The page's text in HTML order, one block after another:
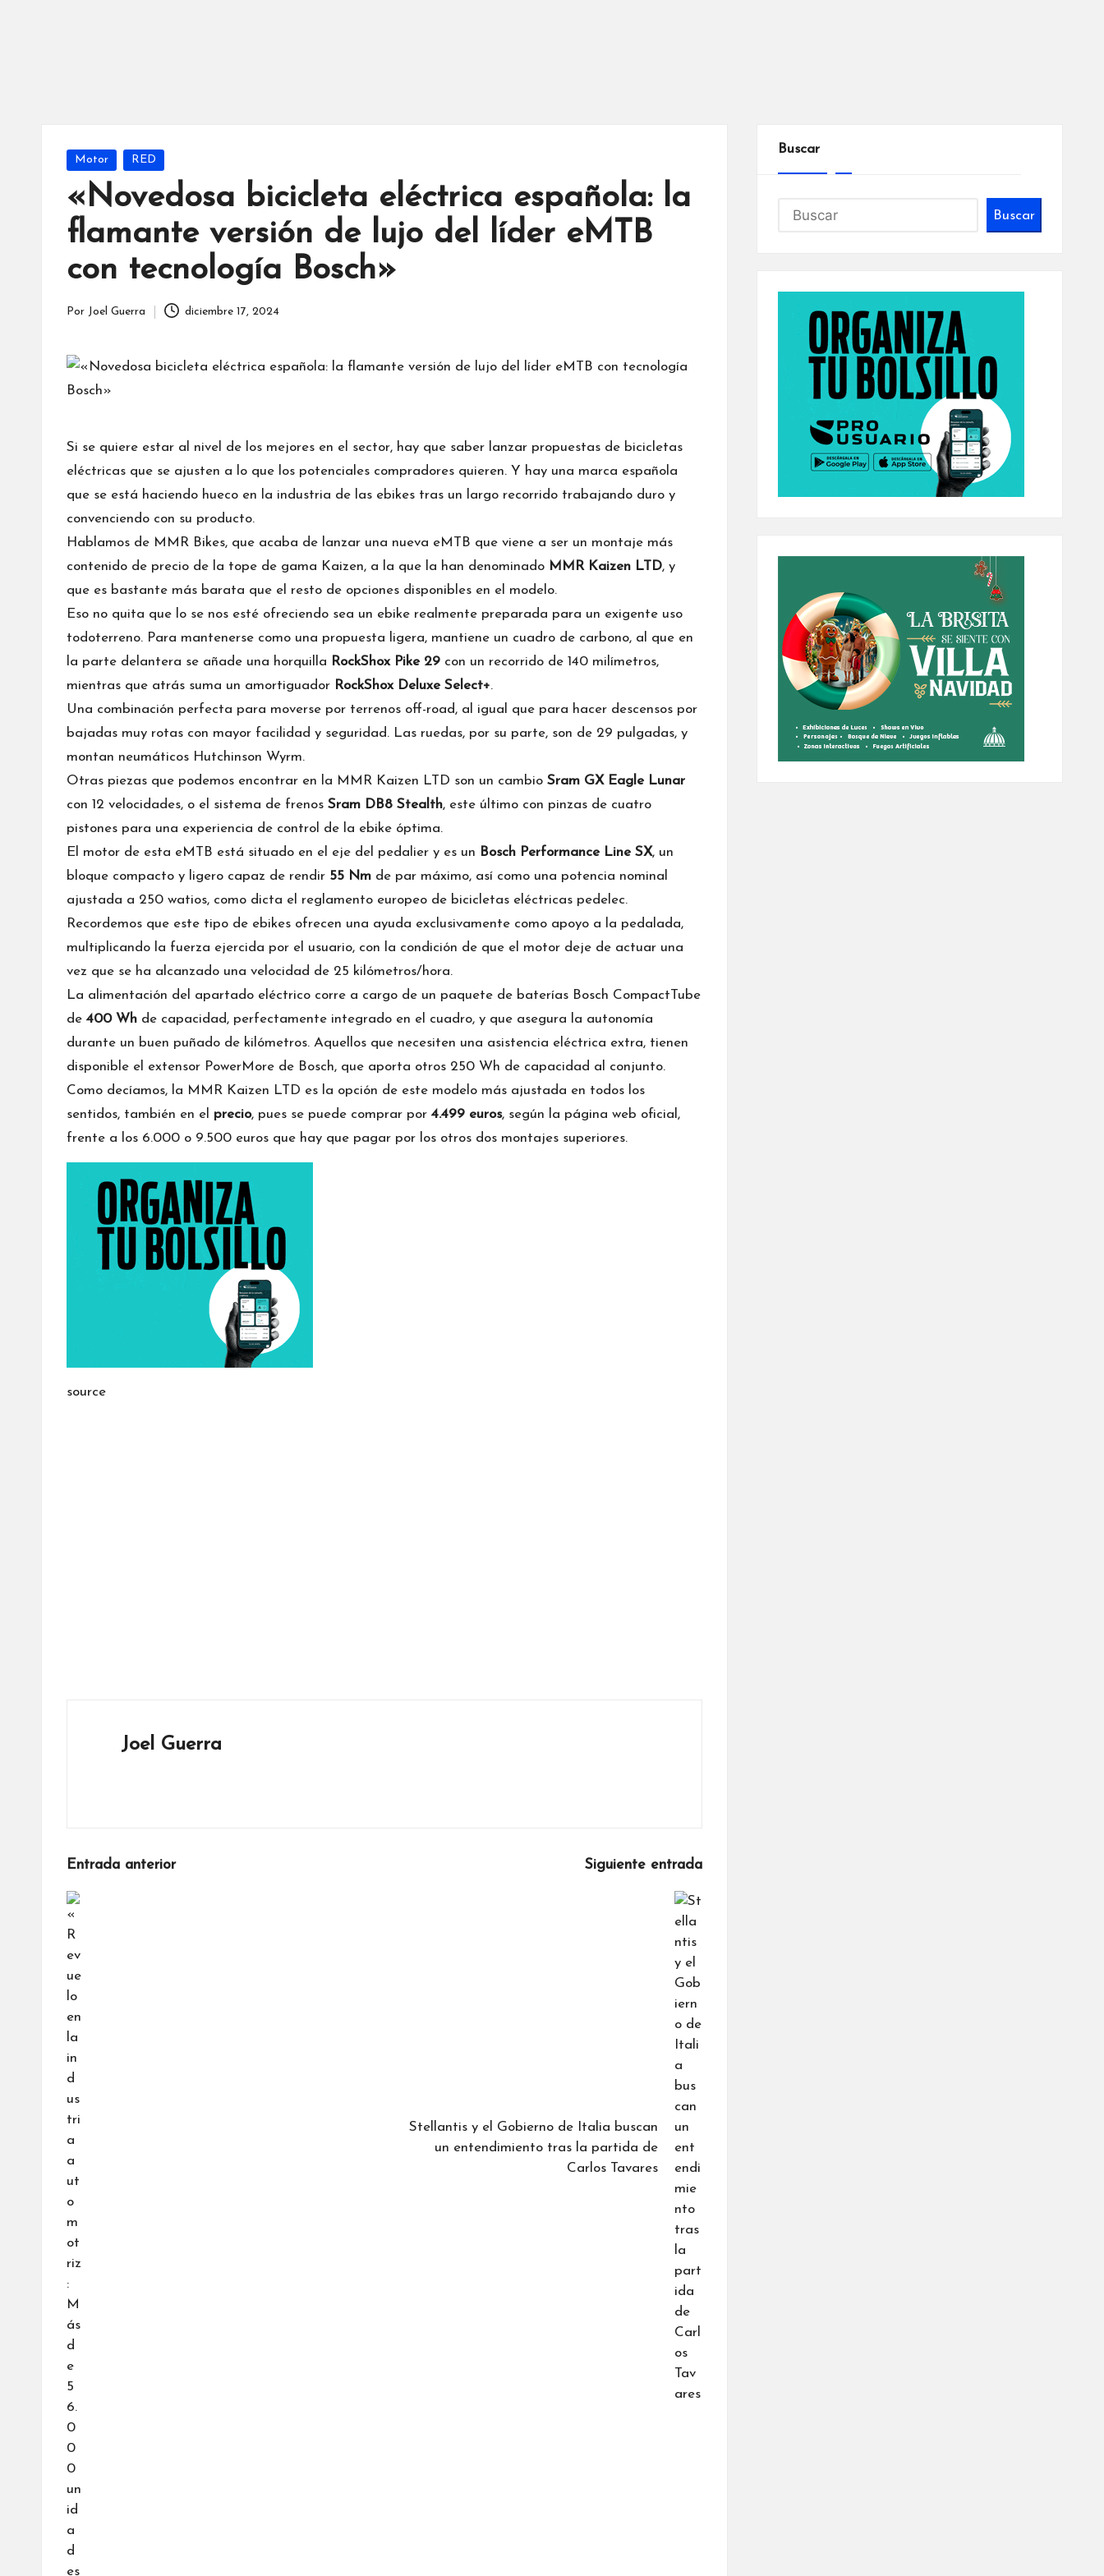
Publicada
Motor RED
«Novedosa bicicleta eléctrica española: la
flamante versión de lujo del líder eMTB
con tecnología Bosch»
Por Joel Guerra diciembre 17, 2024
Si se quiere estar al nivel de los mejores en el sector, hay que saber lanzar propuestas de bicicletas
eléctricas que se ajusten a lo que los potenciales compradores quieren. Y hay una marca española
que se está haciendo hueco en la industria de las ebikes tras un largo recorrido trabajando duro y
convenciendo con su producto.
Hablamos de MMR Bikes, que acaba de lanzar una nueva eMTB que viene a ser un montaje más
contenido de precio de la tope de gama Kaizen, a la que la han denominado MMR Kaizen LTD, y
que es bastante más barata que el resto de opciones disponibles en el modelo.
Eso no quita que lo se nos esté ofreciendo sea un ebike realmente preparada para un exigente uso
todoterreno. Para mantenerse como una propuesta ligera, mantiene un cuadro de carbono, al que en
la parte delantera se añade una horquilla RockShox Pike 29 con un recorrido de 140 milímetros,
mientras que atrás suma un amortiguador RockShox Deluxe Select+.
Una combinación perfecta para moverse por terrenos off-road, al igual que para hacer descensos por
bajadas muy rotas con mayor facilidad y seguridad. Las ruedas, por su parte, son de 29 pulgadas, y
montan neumáticos Hutchinson Wyrm.
Otras piezas que podemos encontrar en la MMR Kaizen LTD son un cambio Sram GX Eagle Lunar
con 12 velocidades, o el sistema de frenos Sram DB8 Stealth, este último con pinzas de cuatro
pistones para una experiencia de control de la ebike óptima.
El motor de esta eMTB está situado en el eje del pedalier y es un Bosch Performance Line SX, un
bloque compacto y ligero capaz de rendir 55 Nm de par máximo, así como una potencia nominal
ajustada a 250 watios, como dicta el reglamento europeo de bicicletas eléctricas pedelec.
Recordemos que este tipo de ebikes ofrecen una ayuda exclusivamente como apoyo a la pedalada,
multiplicando la fuerza ejercida por el usuario, con la condición de que el motor deje de actuar una
vez que se ha alcanzado una velocidad de 25 kilómetros/hora.
La alimentación del apartado eléctrico corre a cargo de un paquete de baterías Bosch CompactTube
de 400 Wh de capacidad, perfectamente integrado en el cuadro, y que asegura la autonomía
durante un buen puñado de kilómetros. Aquellos que necesiten una asistencia eléctrica extra, tienen
disponible el extensor PowerMore de Bosch, que aporta otros 250 Wh de capacidad al conjunto.
Como decíamos, la MMR Kaizen LTD es la opción de este modelo más ajustada en todos los
sentidos, también en el precio, pues se puede comprar por 4.499 euros, según la página web oficial ,
frente a los 6.000 o 9.500 euros que hay que pagar por los otros dos montajes superiores.
source
Joel Guerra
Navegación
de
entradas
Entrada anterior Siguiente entrada
Stellantis y el Gobierno de Italia buscan
un entendimiento tras la partida de
Carlos Tavares
Buscar
Buscar